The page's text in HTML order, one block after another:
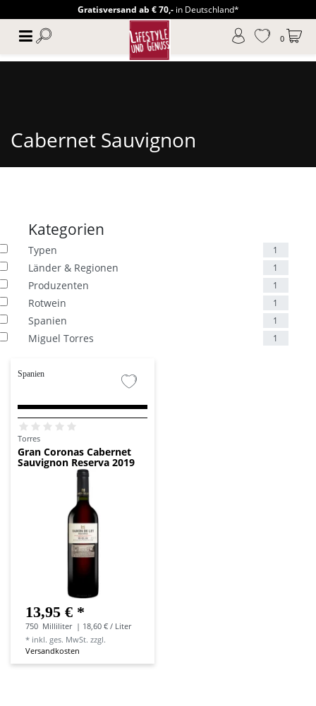
Gratisversand ab € 70,-in Deutschland*
0
Cabernet Sauvignon
Kategorien
Typen 1
Länder & Regionen 1
Produzenten 1
Rotwein 1
Spanien 1
Miguel Torres 1
Spanien
Torres
Gran Coronas Cabernet
Sauvignon Reserva 2019
13,95 € *
750 Milliliter | 18,60 € / Liter
* inkl. ges. MwSt. zzgl.
Versandkosten